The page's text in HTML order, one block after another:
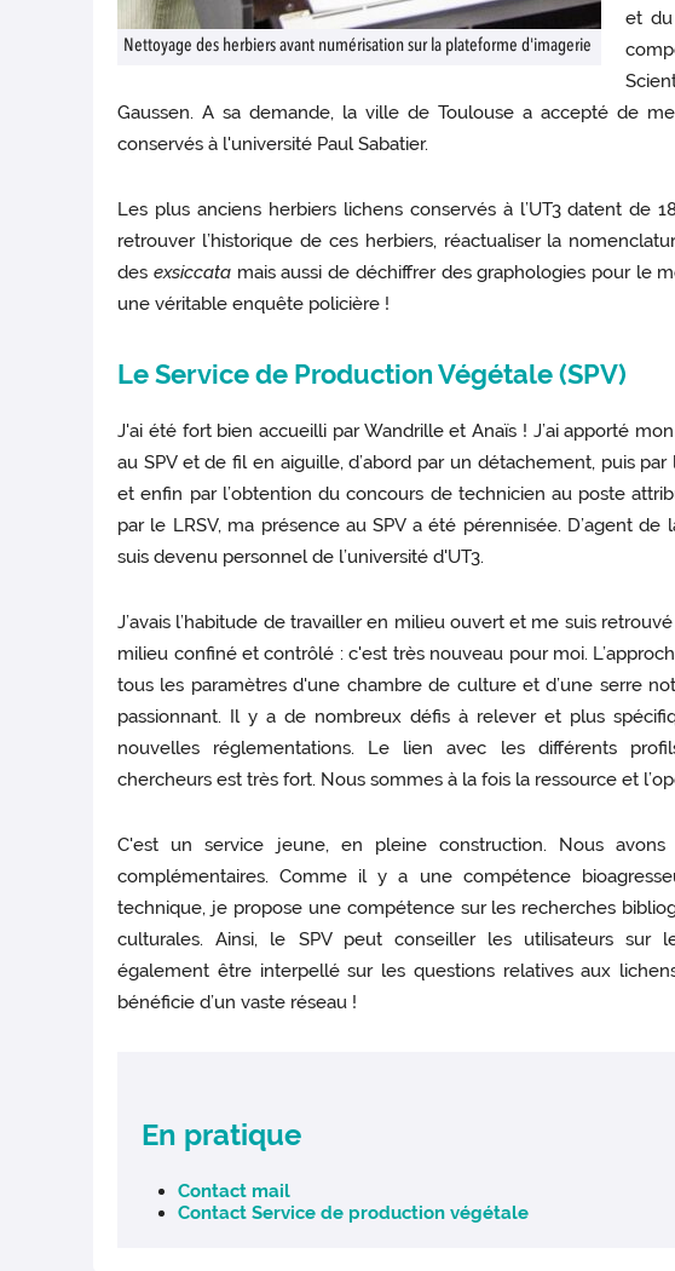
Nettoyage des herbiers avant numérisation sur la plateforme d'imagerie
et du
Gaussen. A sa demande, la ville de Toulouse a accepté de
conservés à l'université Paul Sabatier.
Les plus anciens herbiers lichens conservés à l’UT3 datent de
retrouver l’historique de ces herbiers, réactualiser la
des exsiccatamais aussi de déchiffrer des graphologies pour le
une véritable enquête policière !
Le Service de Production Végétale (SPV)
J'ai été fort bien accueilli par Wandrille et Anaïs ! J’ai apporté
au SPV et de fil en aiguille, d’abord par un détachement, puis
et enfin par l’obtention du concours de technicien au poste
par le LRSV, ma présence au SPV a été pérennisée. D’agent
suis devenu personnel de l’université d'UT3.
J’avais l’habitude de travailler en milieu ouvert et me suis
milieu confiné et contrôlé : c'est très nouveau pour moi.
tous les paramètres d'une chambre de culture et d’une serre
passionnant. Il y a de nombreux défis à relever et plus
nouvelles réglementations. Le lien avec les différents
chercheurs est très fort. Nous sommes à la fois la ressource et
C'est un service jeune, en pleine construction. Nous
complémentaires. Comme il y a une compétence
technique, je propose une compétence sur les recherches
culturales. Ainsi, le SPV peut conseiller les utilisateurs sur
également être interpellé sur les questions relatives aux
bénéficie d’un vaste réseau !
En pratique
Contact mail
Contact Service de production végétale